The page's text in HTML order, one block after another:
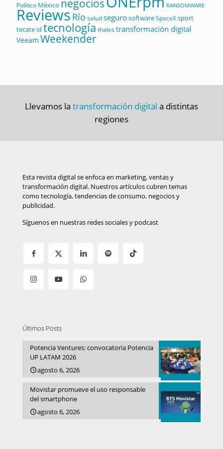
Político México negocios RANSOMWARE
Reviews Río saludsegurosoftwareSpaceXsport
tecate id tecnología thalestransformación digital
Veeam Weekender
Llevamos la transformación digital a distintas
regiones
Esta revista digital se enfoca en marketing, ventas y
transformación digital. Nuestros artículos cubren temas
como tecnología, tendencias de consumo, negocios y
publicidad.
Síguenos en nuestras redes sociales y podcast
Últimos Posts
Potencia Ventures: convocatoria Potencia
UP LATAM 2026
agosto 6, 2026
Movistar promueve el uso responsable
del smartphone
agosto 6, 2026